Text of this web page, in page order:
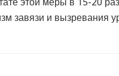
завязи и вызревания